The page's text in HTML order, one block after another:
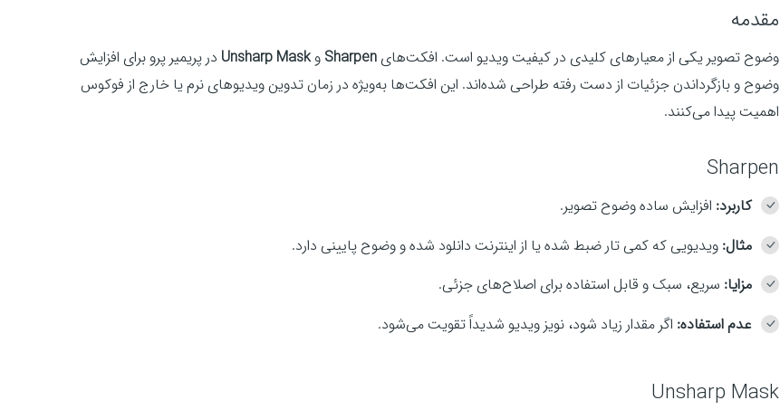
مقدمه
وضوح تصویر یکی از معیارهای کلیدی در کیفیت ویدیو است. افکت‌هایSharpen وUnsharp Mask در پریمیر پرو برای افزایش
وضوح و بازگرداندن جزئیات از دست رفته طراحی شده‌اند. این افکت‌ها به‌ویژه در زمان تدوین ویدیوهای نرم یا خارج از فوکوس
اهمیت پیدا می‌کنند.
Sharpen
کاربرد: افزایش ساده وضوح تصویر.
مثال: ویدیویی که کمی تار ضبط شده یا از اینترنت دانلود شده و وضوح پایینی دارد.
مزایا: سریع، سبک و قابل استفاده برای اصلاح‌های جزئی.
عدم استفاده: اگر مقدار زیاد شود، نویز ویدیو شدیداً تقویت می‌شود.
Unsharp Mask